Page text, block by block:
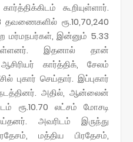
கூறியுள்ளார்.
ரூ.10,70,240
மர்மநபர்கள், இன்னும் 5.33
இதனால் தான்
கார்த்திக், சேலம்
புகார் செய்தார். இப்புகார்
அதில், ஆன்லைன்
ரூ.10.70 லட்சம் மோசடி
அவரிடம் இருந்து
மத்திய பிரதேசம்,